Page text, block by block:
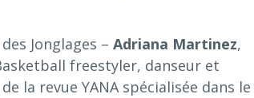
Jonglages –Adriana Martinez,
freestyler, danseur et
la revue YANA spécialisée dans le